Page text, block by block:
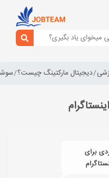
دیجیتال مارکتینگ چیست؟